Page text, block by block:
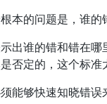
本的问题是，谁的
出谁的错和错在哪
否定的，这个标准
能够快速知晓错误